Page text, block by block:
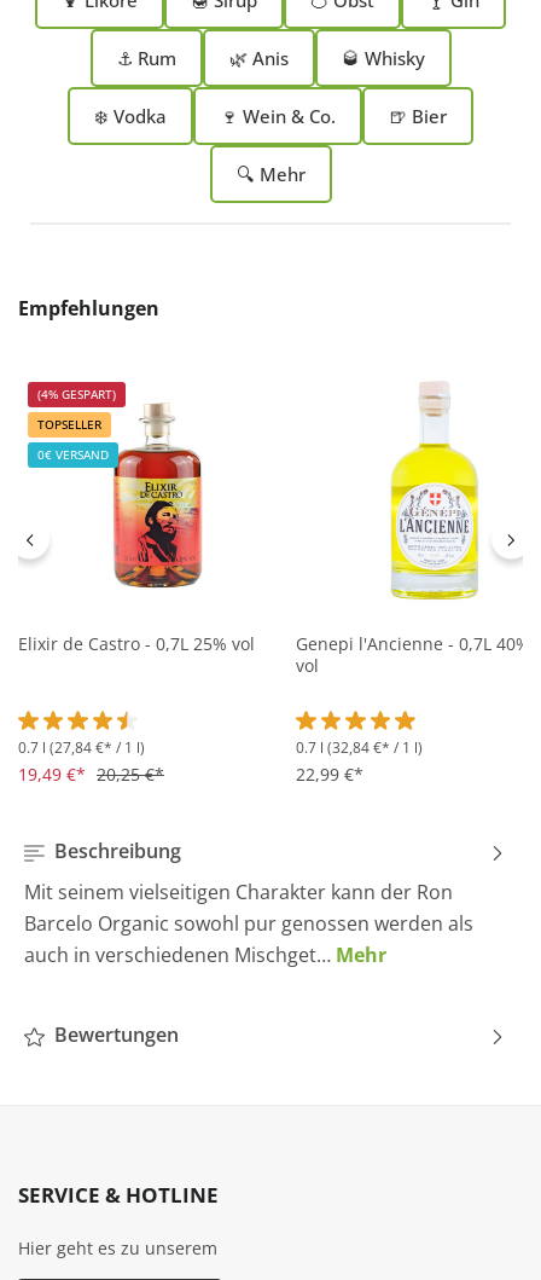
⚓ Rum 🌿 Anis 🥃 Whisky
❄️ Vodka 🍷 Wein & Co. 🍺 Bier
🔍 Mehr
Produktgalerie überspringen
Empfehlungen
(4% GESPART)
TOPSELLER
0€ VERSAND
Elixir de Castro - 0,7L 25% vol
Durchschnittliche Bewertung von 4.5 von 5 Sternen
0.7 l (27,84 €* / 1 l)
19,49 €* 20,25 €*
Genepi l'Ancienne - 0,7L 40%
vol
Durchschnittliche
0.7 l (32,84 €* / 1 l)
22,99 €*
Beschreibung
Mit seinem vielseitigen Charakter kann der Ron
Barcelo Organic sowohl pur genossen werden als
auch in verschiedenen Mischget… Mehr
Bewertungen
SERVICE & HOTLINE
Hier geht es zu unserem